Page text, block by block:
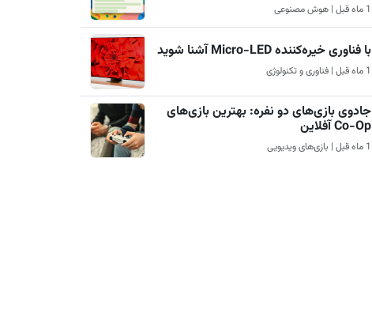
1 ماه قبل | هوش مصنوعی
با فناوری خیره‌کننده Micro-LED آشنا شوید
1 ماه قبل | فناوری و تکنولوژی
جادوی بازی‌های دو نفره: بهترین بازی‌های
Co-Op آفلاین
1 ماه قبل | بازی‌های ویدیویی